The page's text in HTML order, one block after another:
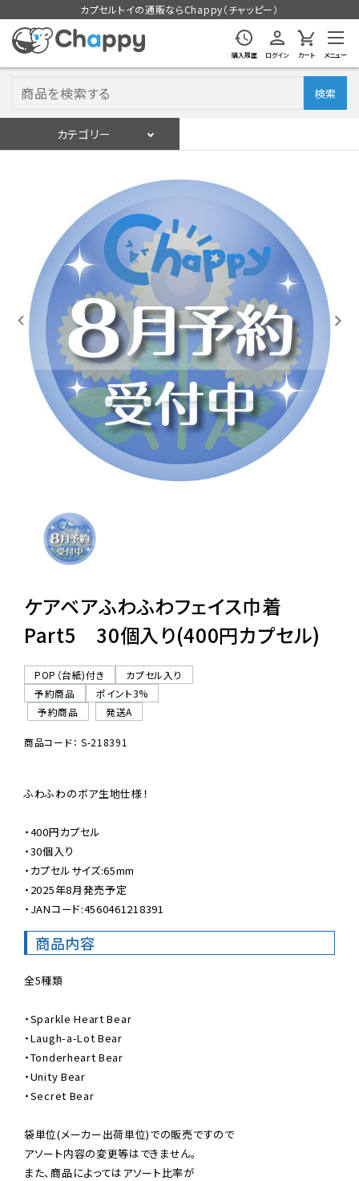
カプセルトイの通販ならChappy（チャッピー）
購入履歴 ログイン カート メニュー
検索
カテゴリー
入荷スケジュールをチェック
カプセルトイマシン本体
カプセルトイ
販促用空カプセル
レンタル
景品・玩具・文具
販促用カプセルトイ
06-6282-7659
ケアベアふわふわフェイス巾着
Part5 30個入り(400円カプセル)
POP（台紙)付き
カプセル入り
予約商品
ポイント3%
予約商品
発送A
商品コード： S-218391
ふわふわのボア生地仕様！
・400円カプセル
・30個入り
・カプセルサイズ:65mm
・2025年8月発売予定
・JANコード:4560461218391
商品内容
全5種類
・Sparkle Heart Bear
・Laugh-a-Lot Bear
・Tonderheart Bear
・Unity Bear
・Secret Bear
袋単位(メーカー出荷単位)での販売ですので
アソート内容の変更等はできません。
また、商品によってはアソート比率が